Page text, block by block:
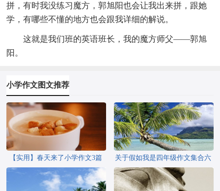
拼，有时我没练习魔方，郭旭阳也会让我出来拼，跟她
学，有哪些不懂的地方也会跟我详细的解说。
这就是我们班的英语班长，我的魔方师父——郭旭
阳。
小学作文图文推荐
【实用】春天来了小学作文3篇
关于假如我是四年级作文集合六
篇